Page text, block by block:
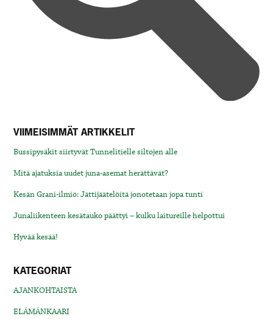
VIIMEISIMMÄT ARTIKKELIT
Bussipysäkit siirtyvät Tunnelitielle siltojen alle
Mitä ajatuksia uudet juna-asemat herättävät?
Kesän Grani-ilmiö: Jättijäätelöitä jonotetaan jopa tunti
Junaliikenteen kesätauko päättyi – kulku laitureille helpottui
Hyvää kesää!
KATEGORIAT
AJANKOHTAISTA
ELÄMÄNKAARI